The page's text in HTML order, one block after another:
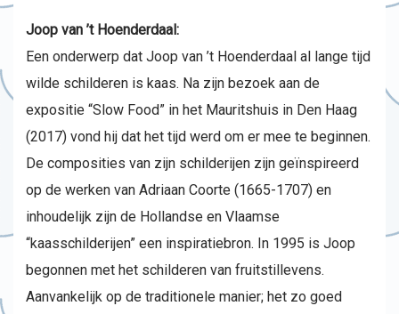
Joop van ’t Hoenderdaal:
Een onderwerp dat Joop van ’t Hoenderdaal al lange tijd
wilde schilderen is kaas. Na zijn bezoek aan de
expositie “Slow Food” in het Mauritshuis in Den Haag
(2017) vond hij dat het tijd werd om er mee te beginnen.
De composities van zijn schilderijen zijn geïnspireerd
op de werken van Adriaan Coorte (1665-1707) en
inhoudelijk zijn de Hollandse en Vlaamse
“kaasschilderijen” een inspiratiebron. In 1995 is Joop
begonnen met het schilderen van fruitstillevens.
Aanvankelijk op de traditionele manier; het zo goed